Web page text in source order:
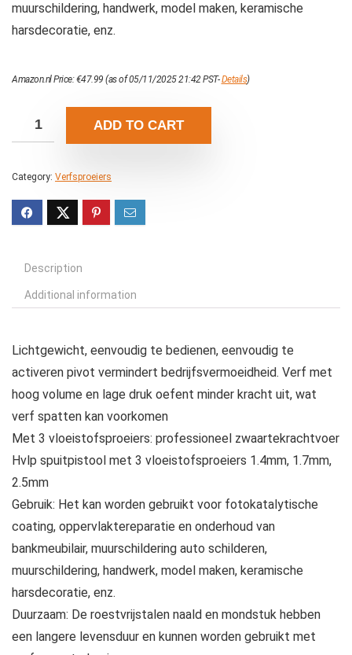
muurschildering, handwerk, model maken, keramische
harsdecoratie, enz.
Amazon.nl Price:€47.99 (as of 05/11/2025 21:42 PST-Details)
ADD TO CART
Category: Verfsproeiers
Description
Additional information
Lichtgewicht, eenvoudig te bedienen, eenvoudig te
activeren pivot vermindert bedrijfsvermoeidheid. Verf met
hoog volume en lage druk oefent minder kracht uit, wat
verf spatten kan voorkomen
Met 3 vloeistofsproeiers: professioneel zwaartekrachtvoer
Hvlp spuitpistool met 3 vloeistofsproeiers 1.4mm, 1.7mm,
2.5mm
Gebruik: Het kan worden gebruikt voor fotokatalytische
coating, oppervlaktereparatie en onderhoud van
bankmeubilair, muurschildering auto schilderen,
muurschildering, handwerk, model maken, keramische
harsdecoratie, enz.
Duurzaam: De roestvrijstalen naald en mondstuk hebben
een langere levensduur en kunnen worden gebruikt met